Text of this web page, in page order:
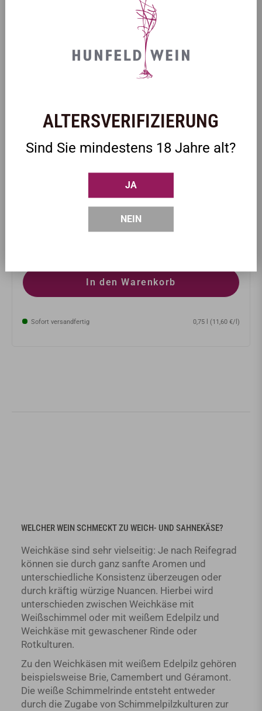
trocken | Pfalz
saftig & elegant
In den Warenkorb
Sofort versandfertig 0,75 l (11,60 €/l)
WELCHER WEIN SCHMECKT ZU WEICH- UND SAHNEKÄSE?
Weichkäse sind sehr vielseitig: Je nach Reifegrad
können sie durch ganz sanfte Aromen und
unterschiedliche Konsistenz überzeugen oder
durch kräftig würzige Nuancen. Hierbei wird
unterschieden zwischen Weichkäse mit
Weißschimmel oder mit weißem Edelpilz und
Weichkäse mit gewaschener Rinde oder
Rotkulturen.
Zu den Weichkäsen mit weißem Edelpilz gehören
beispielsweise Brie, Camembert und Géramont.
Die weiße Schimmelrinde entsteht entweder
durch die Zugabe von Schimmelpilzkulturen zur
ALTERSVERIFIZIERUNG
Sind Sie mindestens 18 Jahre alt?
JA
NEIN